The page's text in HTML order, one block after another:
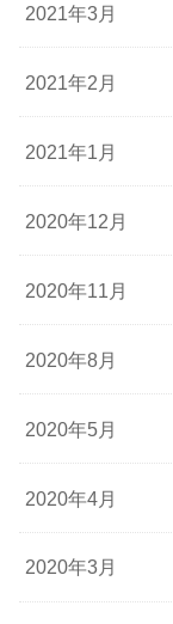
2021年3月
2021年2月
2021年1月
2020年12月
2020年11月
2020年8月
2020年5月
2020年4月
2020年3月